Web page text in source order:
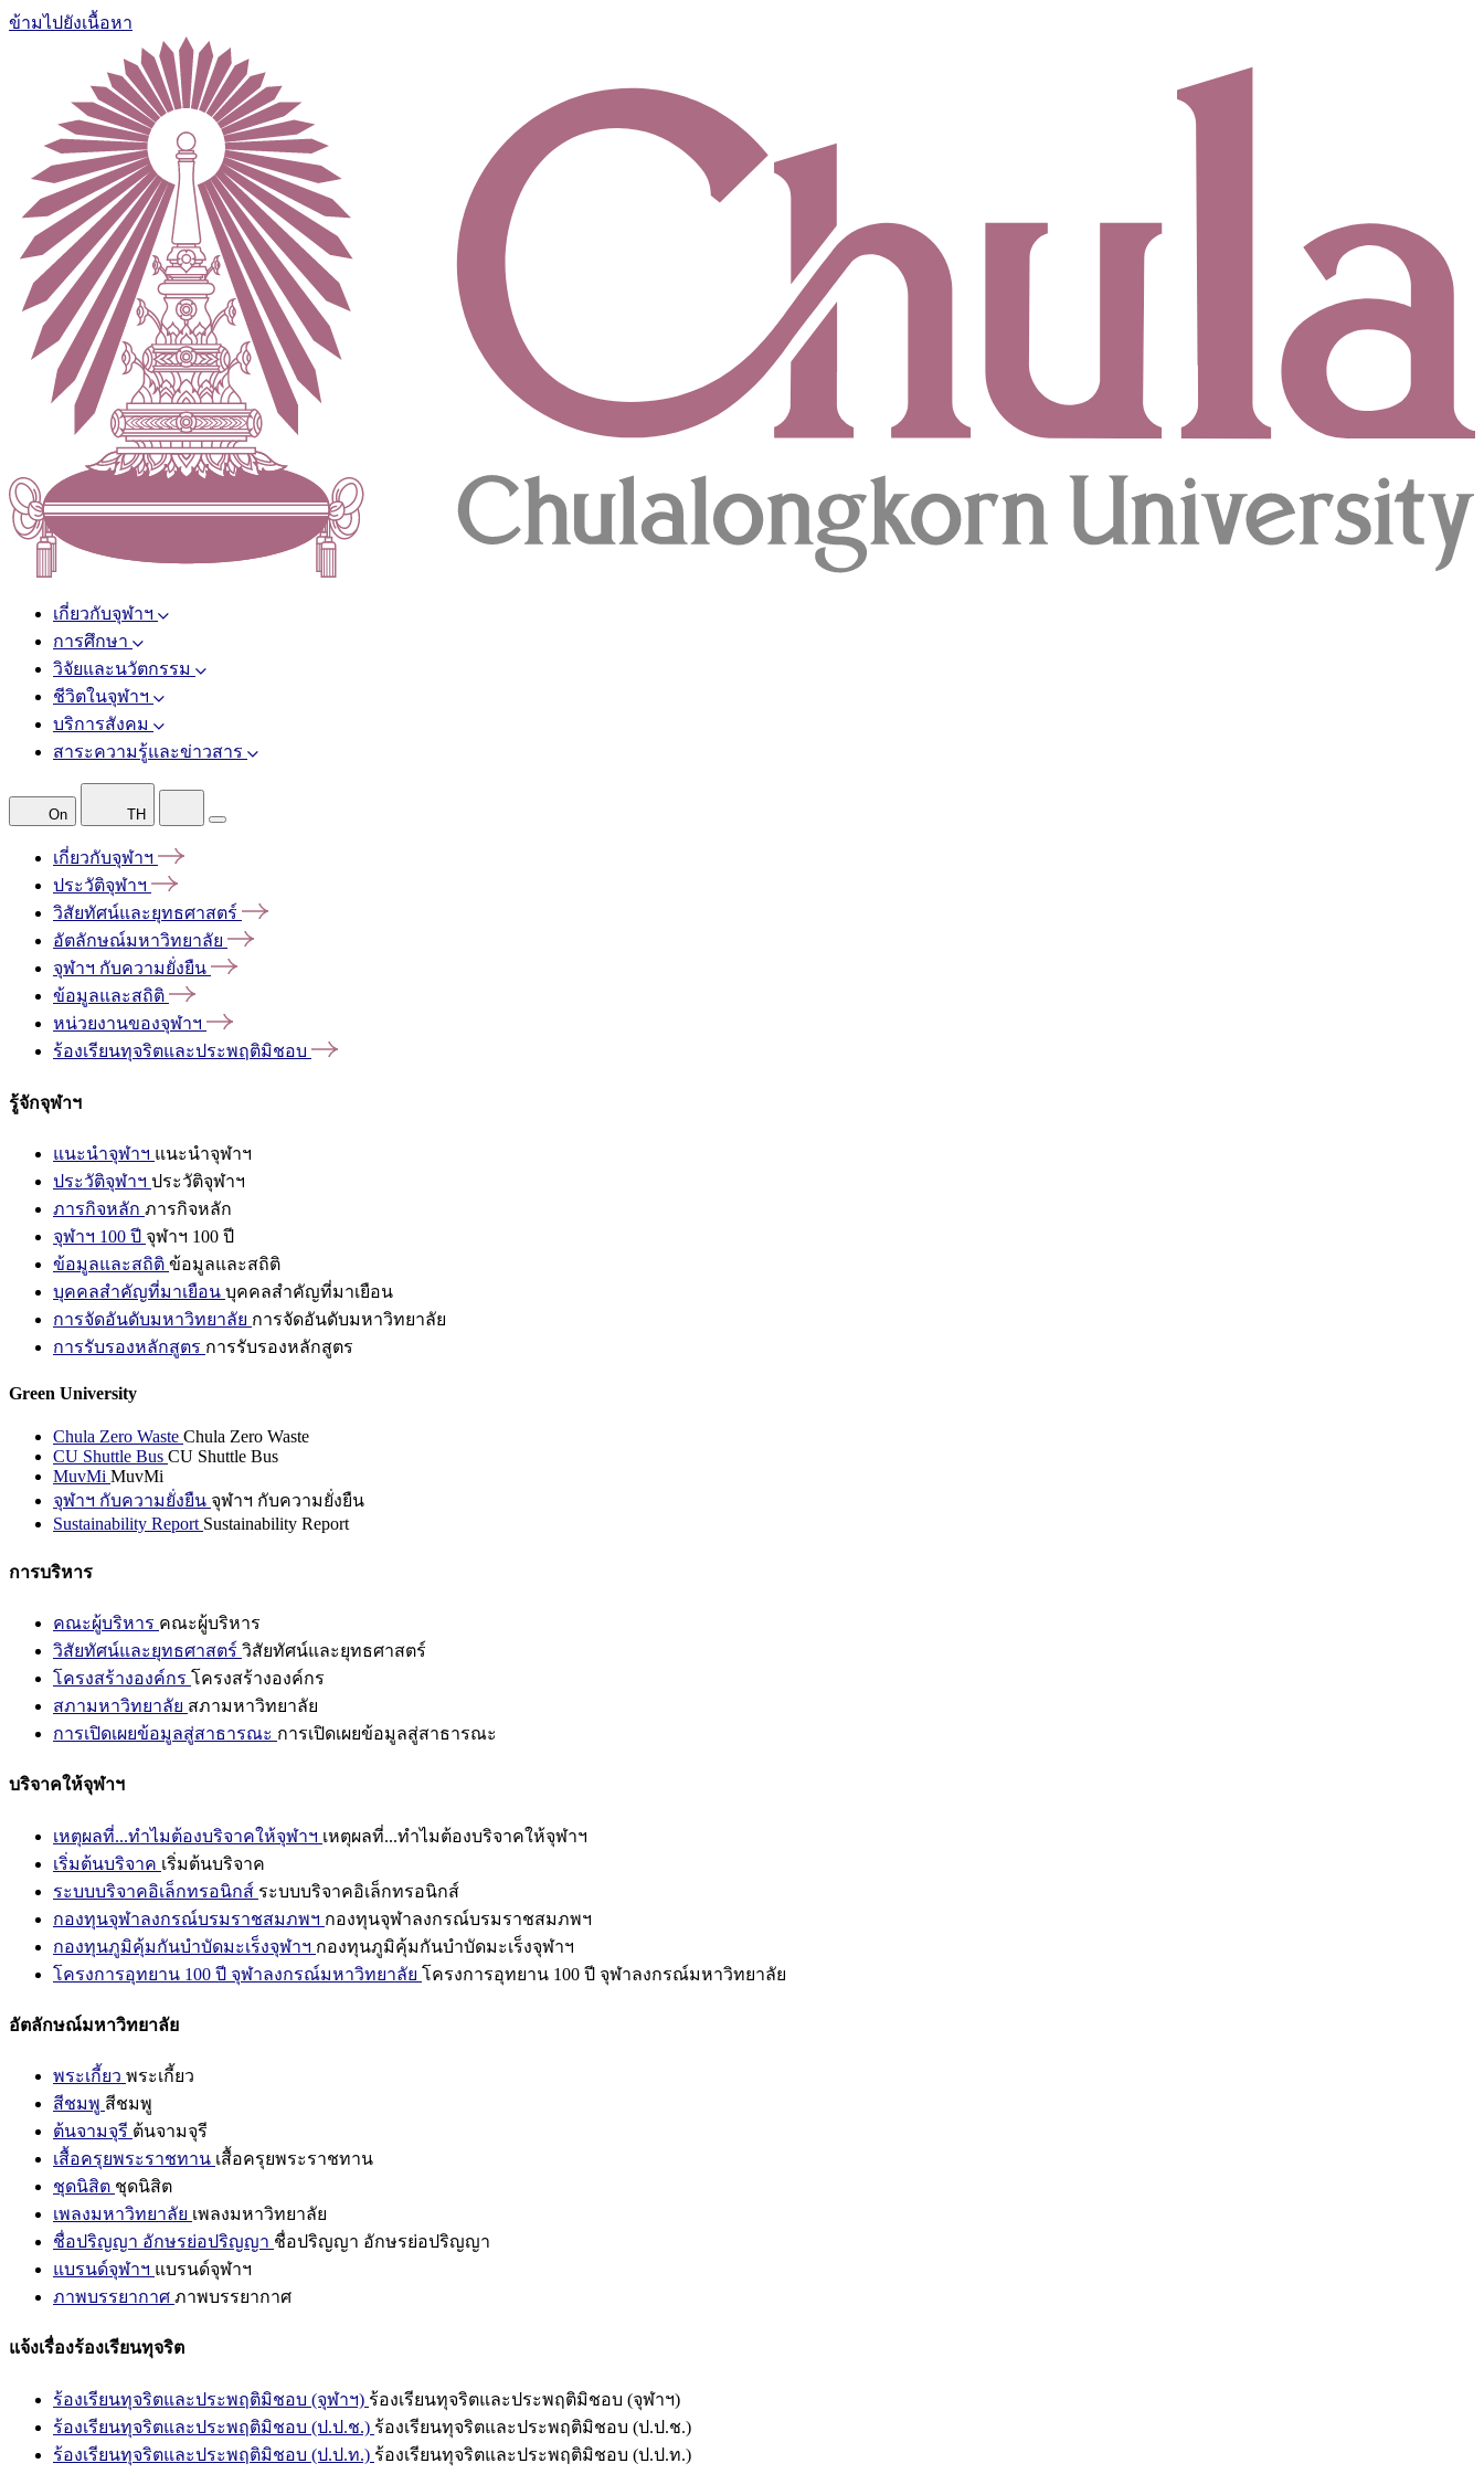
ข้ามไปยังเนื้อหา
เกี่ยวกับจุฬาฯ
การศึกษา
วิจัยและนวัตกรรม
ชีวิตในจุฬาฯ
บริการสังคม
สาระความรู้และข่าวสาร
On TH
เกี่ยวกับจุฬาฯ
ประวัติจุฬาฯ
วิสัยทัศน์และยุทธศาสตร์
อัตลักษณ์มหาวิทยาลัย
จุฬาฯ กับความยั่งยืน
ข้อมูลและสถิติ
หน่วยงานของจุฬาฯ
ร้องเรียนทุจริตและประพฤติมิชอบ
รู้จักจุฬาฯ
แนะนำจุฬาฯ แนะนำจุฬาฯ
ประวัติจุฬาฯ ประวัติจุฬาฯ
ภารกิจหลัก ภารกิจหลัก
จุฬาฯ 100 ปี จุฬาฯ 100 ปี
ข้อมูลและสถิติ ข้อมูลและสถิติ
บุคคลสำคัญที่มาเยือน บุคคลสำคัญที่มาเยือน
การจัดอันดับมหาวิทยาลัย การจัดอันดับมหาวิทยาลัย
การรับรองหลักสูตร การรับรองหลักสูตร
Green University
Chula Zero Waste Chula Zero Waste
CU Shuttle Bus CU Shuttle Bus
MuvMi MuvMi
จุฬาฯ กับความยั่งยืน จุฬาฯ กับความยั่งยืน
Sustainability Report Sustainability Report
การบริหาร
คณะผู้บริหาร คณะผู้บริหาร
วิสัยทัศน์และยุทธศาสตร์ วิสัยทัศน์และยุทธศาสตร์
โครงสร้างองค์กร โครงสร้างองค์กร
สภามหาวิทยาลัย สภามหาวิทยาลัย
การเปิดเผยข้อมูลสู่สาธารณะ การเปิดเผยข้อมูลสู่สาธารณะ
บริจาคให้จุฬาฯ
เหตุผลที่...ทำไมต้องบริจาคให้จุฬาฯ เหตุผลที่...ทำไมต้องบริจาคให้จุฬาฯ
เริ่มต้นบริจาค เริ่มต้นบริจาค
ระบบบริจาคอิเล็กทรอนิกส์ ระบบบริจาคอิเล็กทรอนิกส์
กองทุนจุฬาลงกรณ์บรมราชสมภพฯ กองทุนจุฬาลงกรณ์บรมราชสมภพฯ
กองทุนภูมิคุ้มกันบำบัดมะเร็งจุฬาฯ กองทุนภูมิคุ้มกันบำบัดมะเร็งจุฬาฯ
โครงการอุทยาน 100 ปี จุฬาลงกรณ์มหาวิทยาลัย โครงการอุทยาน 100 ปี จุฬาลงกรณ์มหาวิทยาลัย
อัตลักษณ์มหาวิทยาลัย
พระเกี้ยว พระเกี้ยว
สีชมพู สีชมพู
ต้นจามจุรี ต้นจามจุรี
เสื้อครุยพระราชทาน เสื้อครุยพระราชทาน
ชุดนิสิต ชุดนิสิต
เพลงมหาวิทยาลัย เพลงมหาวิทยาลัย
ชื่อปริญญา อักษรย่อปริญญา ชื่อปริญญา อักษรย่อปริญญา
แบรนด์จุฬาฯ แบรนด์จุฬาฯ
ภาพบรรยากาศ ภาพบรรยากาศ
แจ้งเรื่องร้องเรียนทุจริต
ร้องเรียนทุจริตและประพฤติมิชอบ (จุฬาฯ) ร้องเรียนทุจริตและประพฤติมิชอบ (จุฬาฯ)
ร้องเรียนทุจริตและประพฤติมิชอบ (ป.ป.ช.) ร้องเรียนทุจริตและประพฤติมิชอบ (ป.ป.ช.)
ร้องเรียนทุจริตและประพฤติมิชอบ (ป.ป.ท.) ร้องเรียนทุจริตและประพฤติมิชอบ (ป.ป.ท.)